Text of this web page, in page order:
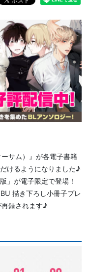
サム）』が各電子書籍
けるようになりました♪
」が電子限定で登場！
描き下ろし小冊子プレ
録されます♪